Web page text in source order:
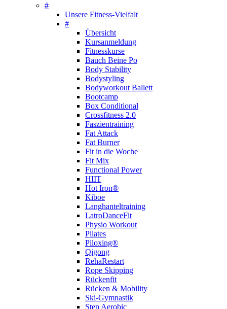
#
Unsere Fitness-Vielfalt
#
Übersicht
Kursanmeldung
Fitnesskurse
Bauch Beine Po
Body Stability
Bodystyling
Bodyworkout Ballett
Bootcamp
Box Conditional
Crossfitness 2.0
Faszientraining
Fat Attack
Fat Burner
Fit in die Woche
Fit Mix
Functional Power
HIIT
Hot Iron®
Kiboe
Langhanteltraining
LatroDanceFit
Physio Workout
Pilates
Piloxing®
Qigong
RehaRestart
Rope Skipping
Rückenfit
Rücken & Mobility
Ski-Gymnastik
Step Aerobic